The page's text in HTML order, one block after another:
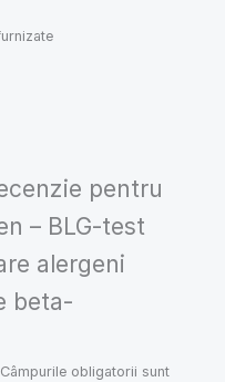
pentru
– BLG-test
alergeni
beta-
Câmpurile obligatorii sunt